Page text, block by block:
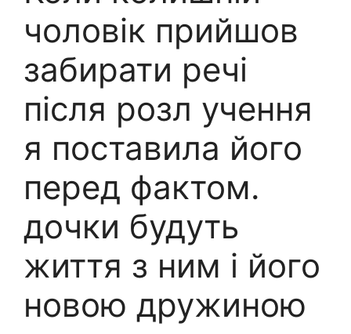
чоловік прийшов
забирати речі
після розл учення
я поставила його
перед фактом.
дочки будуть
життя з ним і його
новою дружиною